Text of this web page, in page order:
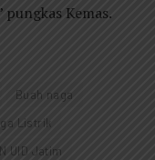
Kemas.
Buah naga
Listrik
UID Jatim